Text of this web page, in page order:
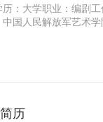
：大学职业：编剧
国人民解放军艺术
历